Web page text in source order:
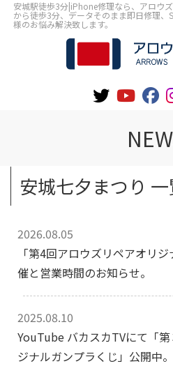
安城駅徒歩3分|iPhone修理なら、アロウ
から徒歩3分、データそのまま即日修理
様のお悩み解決致します。
安城七夕まつり
2026.08.05
「第4回アロウズリペアオリ
催と営業時間のお知らせ。
2025.08.10
YouTube バカスカTVにて「
ジナルガンプラくじ」公開中。